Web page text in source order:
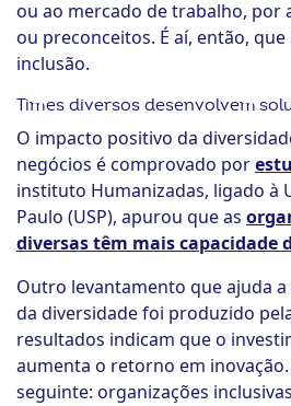
ou ao mercado de trabalho, por
ou preconceitos. É aí, então,
inclusão.
Times diversos desenvolvem
O impacto positivo da
negócios é comprovado por
instituto Humanizadas, ligado à
Paulo (USP), apurou que as
diversas têm mais capacidade
Outro levantamento que ajuda
da diversidade foi produzido
resultados indicam que o
aumenta o retorno em inovação.
seguinte: organizações